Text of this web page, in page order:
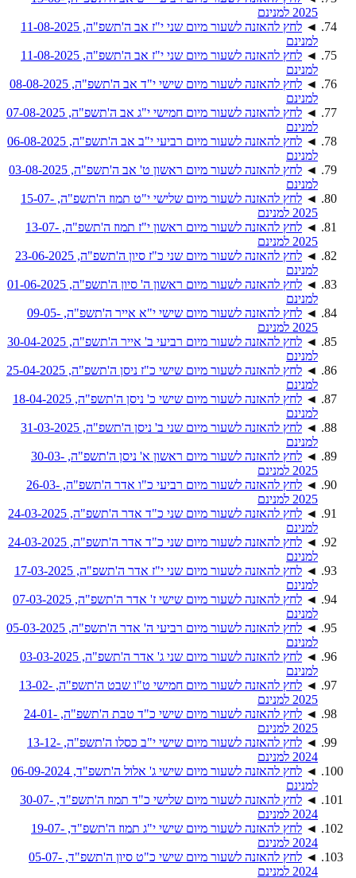
2025 למנינם
◄
לחץ להאזנה לשעור מיום שני י"ז אב ה'תשפ"ה, 11-08-2025
למנינם
◄
לחץ להאזנה לשעור מיום שני י"ז אב ה'תשפ"ה, 11-08-2025
למנינם
◄
לחץ להאזנה לשעור מיום שישי י"ד אב ה'תשפ"ה, 08-08-2025
למנינם
◄
לחץ להאזנה לשעור מיום חמישי י"ג אב ה'תשפ"ה, 07-08-2025
למנינם
◄
לחץ להאזנה לשעור מיום רביעי י"ב אב ה'תשפ"ה, 06-08-2025
למנינם
◄
לחץ להאזנה לשעור מיום ראשון ט' אב ה'תשפ"ה, 03-08-2025
למנינם
◄
לחץ להאזנה לשעור מיום שלישי י"ט תמוז ה'תשפ"ה, 15-07-
2025 למנינם
◄
לחץ להאזנה לשעור מיום ראשון י"ז תמוז ה'תשפ"ה, 13-07-
2025 למנינם
◄
לחץ להאזנה לשעור מיום שני כ"ז סיון ה'תשפ"ה, 23-06-2025
למנינם
◄
לחץ להאזנה לשעור מיום ראשון ה' סיון ה'תשפ"ה, 01-06-2025
למנינם
◄
לחץ להאזנה לשעור מיום שישי י"א אייר ה'תשפ"ה, 09-05-
2025 למנינם
◄
לחץ להאזנה לשעור מיום רביעי ב' אייר ה'תשפ"ה, 30-04-2025
למנינם
◄
לחץ להאזנה לשעור מיום שישי כ"ז ניסן ה'תשפ"ה, 25-04-2025
למנינם
◄
לחץ להאזנה לשעור מיום שישי כ' ניסן ה'תשפ"ה, 18-04-2025
למנינם
◄
לחץ להאזנה לשעור מיום שני ב' ניסן ה'תשפ"ה, 31-03-2025
למנינם
◄
לחץ להאזנה לשעור מיום ראשון א' ניסן ה'תשפ"ה, 30-03-
2025 למנינם
◄
לחץ להאזנה לשעור מיום רביעי כ"ו אדר ה'תשפ"ה, 26-03-
2025 למנינם
◄
לחץ להאזנה לשעור מיום שני כ"ד אדר ה'תשפ"ה, 24-03-2025
למנינם
◄
לחץ להאזנה לשעור מיום שני כ"ד אדר ה'תשפ"ה, 24-03-2025
למנינם
◄
לחץ להאזנה לשעור מיום שני י"ז אדר ה'תשפ"ה, 17-03-2025
למנינם
◄
לחץ להאזנה לשעור מיום שישי ז' אדר ה'תשפ"ה, 07-03-2025
למנינם
◄
לחץ להאזנה לשעור מיום רביעי ה' אדר ה'תשפ"ה, 05-03-2025
למנינם
◄
לחץ להאזנה לשעור מיום שני ג' אדר ה'תשפ"ה, 03-03-2025
למנינם
◄
לחץ להאזנה לשעור מיום חמישי ט"ו שבט ה'תשפ"ה, 13-02-
2025 למנינם
◄
לחץ להאזנה לשעור מיום שישי כ"ד טבת ה'תשפ"ה, 24-01-
2025 למנינם
◄
לחץ להאזנה לשעור מיום שישי י"ב כסלו ה'תשפ"ה, 13-12-
2024 למנינם
◄
לחץ להאזנה לשעור מיום שישי ג' אלול ה'תשפ"ד, 06-09-2024
למנינם
◄
לחץ להאזנה לשעור מיום שלישי כ"ד תמוז ה'תשפ"ד, 30-07-
2024 למנינם
◄
לחץ להאזנה לשעור מיום שישי י"ג תמוז ה'תשפ"ד, 19-07-
2024 למנינם
◄
לחץ להאזנה לשעור מיום שישי כ"ט סיון ה'תשפ"ד, 05-07-
2024 למנינם